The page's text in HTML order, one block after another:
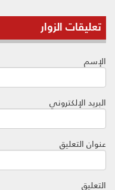
تعليقات الزوار
الإسم
البريد الإلكتروني
عنوان التعليق
التعليق